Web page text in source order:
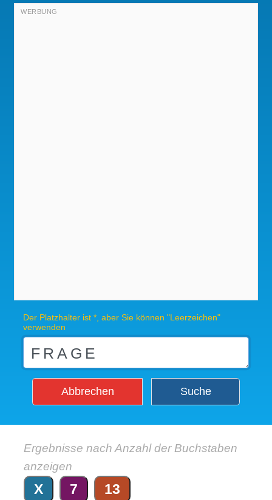
Der Platzhalter ist *, aber Sie können "Leerzeichen"
verwenden
Abbrechen Suche
Ergebnisse nach Anzahl der Buchstaben
anzeigen
X 7 13